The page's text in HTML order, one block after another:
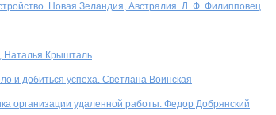
Новая Зеландия, Австралия. Л. Ф. Филипповец
Наталья Крышталь
и добиться успеха. Светлана Воинская
организации удаленной работы. Федор Добрянский